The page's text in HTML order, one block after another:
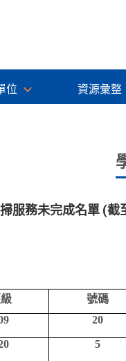
位 資源彙整
服務未完成名單 (截
號碼
20
5